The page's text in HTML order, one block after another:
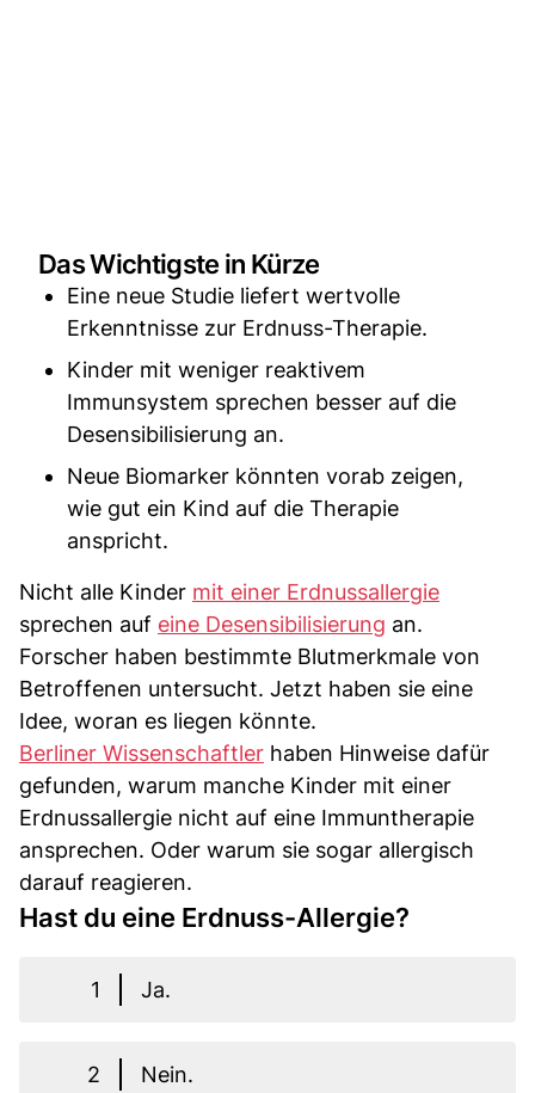
Das Wichtigste in Kürze
Eine neue Studie liefert wertvolle
Erkenntnisse zur Erdnuss-Therapie.
Kinder mit weniger reaktivem
Immunsystem sprechen besser auf die
Desensibilisierung an.
Neue Biomarker könnten vorab zeigen,
wie gut ein Kind auf die Therapie
anspricht.
Nicht alle Kinder mit einer Erdnussallergie
sprechen auf eine Desensibilisierung an.
Forscher haben bestimmte Blutmerkmale von
Betroffenen untersucht. Jetzt haben sie eine
Idee, woran es liegen könnte.
Berliner Wissenschaftler haben Hinweise dafür
gefunden, warum manche Kinder mit einer
Erdnussallergie nicht auf eine Immuntherapie
ansprechen. Oder warum sie sogar allergisch
darauf reagieren.
Hast du eine Erdnuss-Allergie?
1 Ja.
2
Nein.